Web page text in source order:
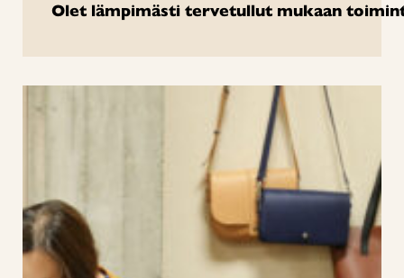
Olet lämpimästi tervetullut mukaan